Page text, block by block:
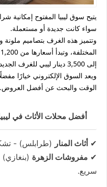
يتيح سوق ليبيا المفتوح إمكانية
سواء كانت جديدة أو مستعملة.
وتتميز هذه الغرف بتصاميم ملونة
المختلفة، وتبدأ أسعارها من 1,200 دينار ليبي
إلى 3,500 دينار ليبي
للغرف
ويعد السوق الإلكتروني خيارًا
الوقت والبحث عن أفضل العروض.
أفضل محلات الأثاث في
✔ أثاث المنار (طرابلس) -
✔ مفروشات الزهرة
سريع.